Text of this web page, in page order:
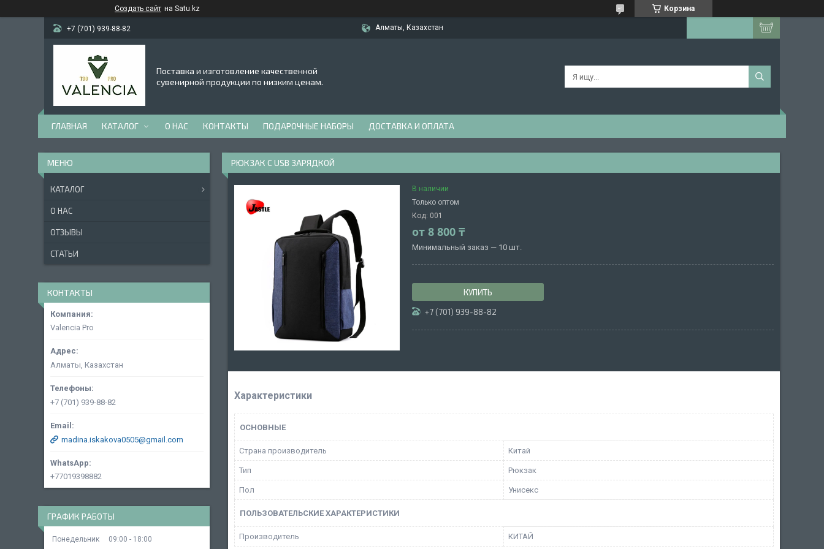
Создать сайт на Satu.kz Корзина
+7 (701) 939-88-82 Алматы, Казахстан
Поставка и изготовление качественной
сувенирной продукции по низким ценам.
ГЛАВНАЯ КАТАЛОГ О НАС КОНТАКТЫ ПОДАРОЧНЫЕ НАБОРЫ ДОСТАВКА И ОПЛАТА
РЮКЗАК С USB ЗАРЯДКОЙ
В наличии
Только оптом
Код: 001
от 8 800 ₸
Минимальный заказ — 10 шт.
КУПИТЬ
+7 (701) 939-88-82
Характеристики
ОСНОВНЫЕ
Страна производитель Китай
Тип Рюкзак
Пол Унисекс
ПОЛЬЗОВАТЕЛЬСКИЕ ХАРАКТЕРИСТИКИ
Производитель КИТАЙ
КАТАЛОГ
О НАС
ОТЗЫВЫ
СТАТЬИ
КОНТАКТЫ
Valencia Pro
Алматы, Казахстан
+7 (701) 939-88-82
madina.iskakova0505@gmail.com
+77019398882
ГРАФИК РАБОТЫ
Понедельник 09:00
18:00